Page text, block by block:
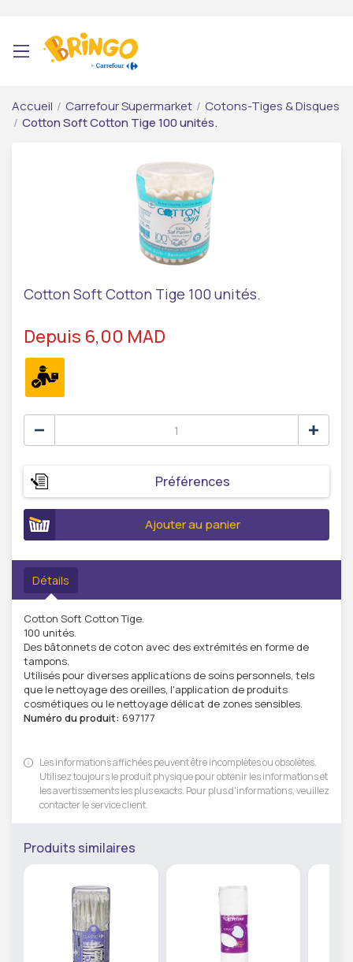
Accueil / Carrefour Supermarket / Cotons-Tiges & Disques
/ Cotton Soft Cotton Tige 100 unités.
Cotton Soft Cotton Tige 100 unités.
Depuis 6,00 MAD
Préférences
Ajouter au panier
Détails
Cotton Soft Cotton Tige.
100 unités.
Des bâtonnets de coton avec des extrémités en forme de
tampons.
Utilisés pour diverses applications de soins personnels, tels
que le nettoyage des oreilles, l'application de produits
cosmétiques ou le nettoyage délicat de zones sensibles.
Numéro du produit: 697177
Les informations affichées peuvent être incomplètes ou obsolètes.
Utilisez toujours le produit physique pour obtenir les informations et
les avertissements les plus exacts. Pour plus d'informations, veuillez
contacter le service client.
Produits similaires